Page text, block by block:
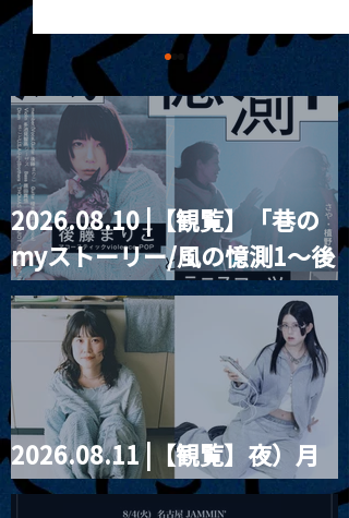
MoonRomantic
Channel1周年記念Live
2026.08.10 |【観覧】「巷の
myストーリー/風の憶測1～後
藤まりこアコースティック
violence POPとテニスコー
ツ」
2026.08.11 |【観覧】夜）月
見ル君想フpre. Sugar Shock